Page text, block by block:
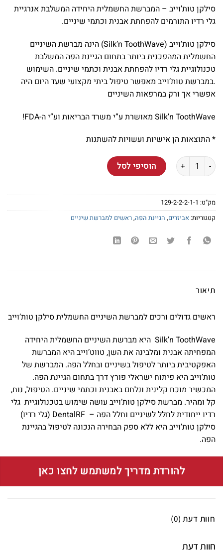
סילקן טות’וייב – המברשת החשמלית היחידה המשלבת אנרגיית
גלי רדיו התורמים להפחתת אבנית וכתמי שיניים.
סילקן טות’וייב (Silk’n ToothWave) הינה מברשת השיניים
החשמלית המהפכנית ביותר בתחום הגיינת הפה המשלבת
טכנולוגיית גלי רדיו להפחתת אבנית וכתמי שיניים. השימוש
.במברשת טות’וייב מאפשר טיפול ביתי מקצועי שעד היום היה
אפשרי אך ורק במרפאות השיניים
Silk’n ToothWave מאושרת ע”י משרד הבריאות וע”י ה-FDA!
* התוצאות הן אישיות ועשויות להשתנות
כמות של ראש גדול/רך למברשת Silk'n ToothWave
הוסיפי לסל
מק"ט: 129-2-2-2-1-1
קטגוריות: אביזרים, הגיינת הפה,ראשים למברשת שיניים
תיאור
ראשים גדולים ורכים למברשת השיניים החשמלית סילקן טות’וייב
Silk’n ToothWave היא מברשת השיניים החשמלית היחידה
המפחיתה אבנית ומלבינה את השן, טווט’וייב היא המברשת
האפקטיבית ביותר לטיפול בשיניים ובחלל הפה. המברשת של
טות’וייב היא פיתוח ישראלי פורץ דרך בתחום הגיינת הפה.
המכשיר מוכח קלינית ונלחם באבנית וכתמי שיניים. הטיפול, נוח,
קל ומהיר. מברשת סילקן טות’וייב עושה שימוש בטכנולוגיית גלי
רדיו ייחודית לחלל לשיניים וחלל הפה – DentalRF (גלי רדיו)
סילקן טות’וייב היא ללא ספק הבחירה הנכונה לטיפול בהגיינת
הפה.
להורדת מדריך למשתמש לחצו כאן
חוות דעת (0)
חוות דעת